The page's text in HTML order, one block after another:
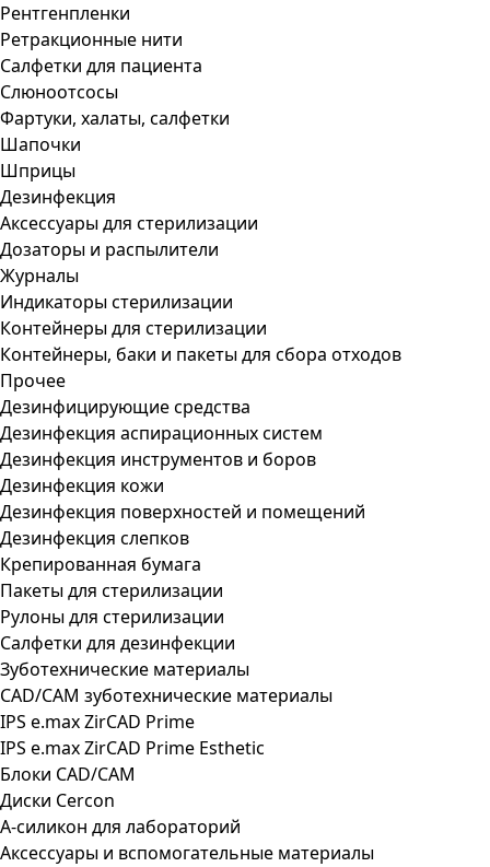
Рентгенпленки
Ретракционные нити
Салфетки для пациента
Слюноотсосы
Фартуки, халаты, салфетки
Шапочки
Шприцы
Дезинфекция
Аксессуары для стерилизации
Дозаторы и распылители
Журналы
Индикаторы стерилизации
Контейнеры для стерилизации
Контейнеры, баки и пакеты для сбора отходов
Прочее
Дезинфицирующие средства
Дезинфекция аспирационных систем
Дезинфекция инструментов и боров
Дезинфекция кожи
Дезинфекция поверхностей и помещений
Дезинфекция слепков
Крепированная бумага
Пакеты для стерилизации
Рулоны для стерилизации
Салфетки для дезинфекции
Зуботехнические материалы
CAD/CAM зуботехнические материалы
IPS e.max ZirCAD Prime
IPS e.max ZirCAD Prime Esthetic
Блоки CAD/CAM
Диски Cercon
А-силикон для лабораторий
Аксессуары и вспомогательные материалы